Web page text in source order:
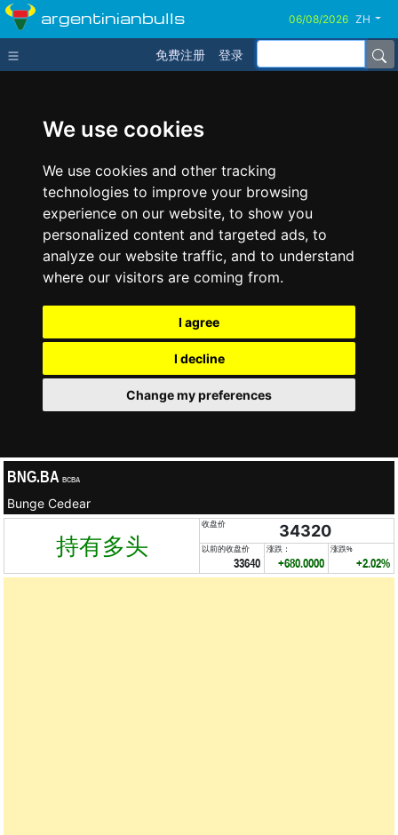
We use cookies
We use cookies and other tracking
technologies to improve your browsing
experience on our website, to show you
personalized content and targeted ads, to
analyze our website traffic, and to understand
where our visitors are coming from.
I agree
I decline
Change my preferences
argentinianbulls ZH
免费注册 登录
BNG.BA BCBA
Bunge Cedear
持有多头
收盘价 34320
以前的收盘价
33640
涨跌：
+680.0000
涨跌%
+2.02%